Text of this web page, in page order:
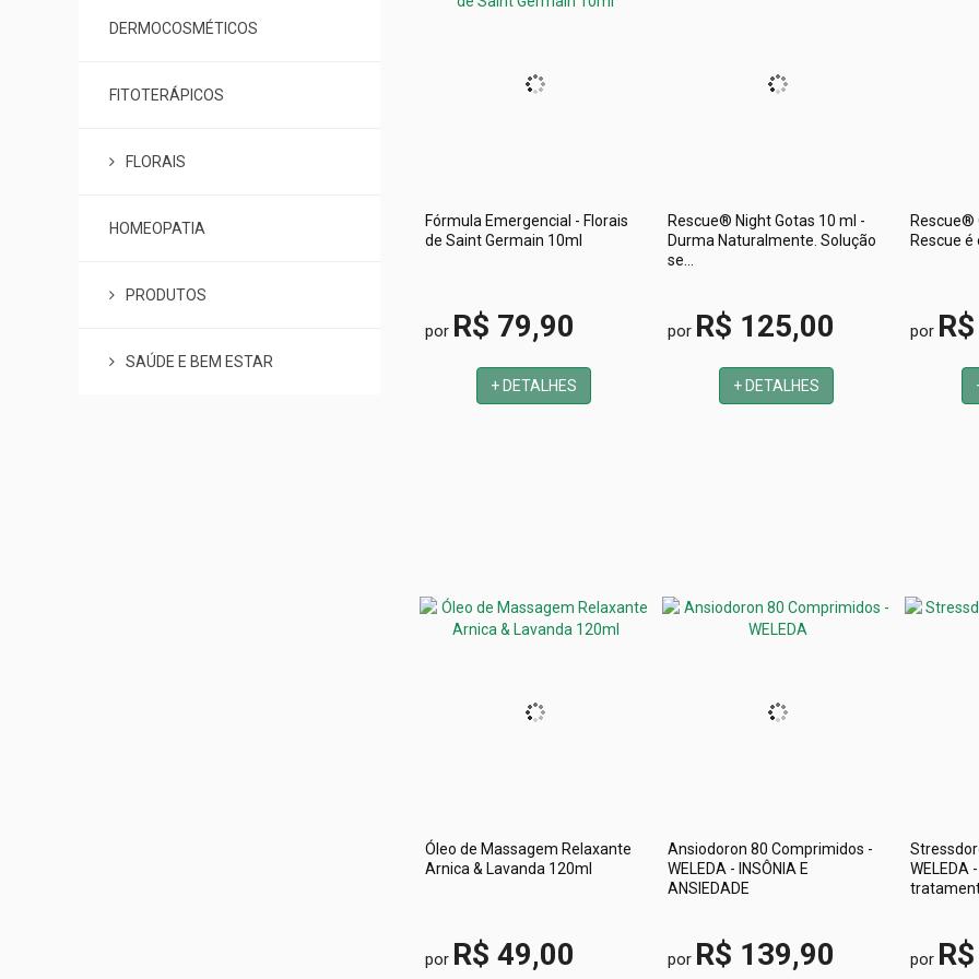
DERMOCOSMÉTICOS
FITOTERÁPICOS
FLORAIS
HOMEOPATIA
PRODUTOS
SAÚDE E BEM ESTAR
Fórmula Emergencial - Florais
de Saint Germain 10ml
por R$ 79,90
+ DETALHES
Rescue® Night Gotas 10 ml -
Durma Naturalmente. Solução
se...
por R$ 125,00
+ DETALHES
Rescue®
Rescue é
por
Óleo de Massagem Relaxante
Arnica & Lavanda 120ml
por R$ 49,00
Ansiodoron 80 Comprimidos -
WELEDA - INSÔNIA E
ANSIEDADE
por R$ 139,90
WELEDA
por